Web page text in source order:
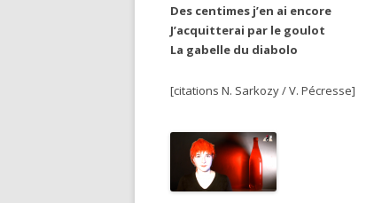
Des centimes j’en ai encore
J’acquitterai par le goulot
La gabelle du diabolo
[citations N. Sarkozy / V. Pécresse]